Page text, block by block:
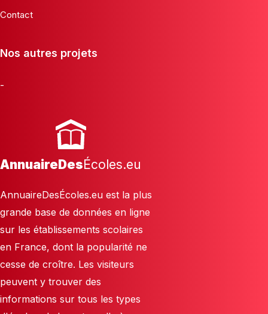
Contact
Nos autres projets
-
AnnuaireDesÉcoles.eu
AnnuaireDesÉcoles.eu est la plus
grande base de données en ligne
sur les établissements scolaires
en France, dont la popularité ne
cesse de croître. Les visiteurs
peuvent y trouver des
informations sur tous les types